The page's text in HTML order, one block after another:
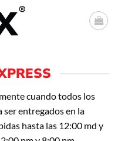
cuando todos los
entregados en la
hasta las 12:00 md y